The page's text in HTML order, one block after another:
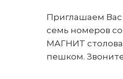
Приглашаем Вас
семь номеров со
МАГНИТ
пешком.